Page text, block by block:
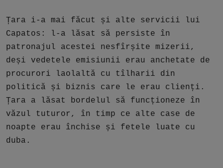
Țara i-a mai făcut și alte servicii lui
Capatos: l-a lăsat să persiste în
patronajul acestei nesfîrșite mizerii,
deși vedetele emisiunii erau anchetate de
procurori laolaltă cu tîlharii din
politică și biznis care le erau clienți.
Țara a lăsat bordelul să funcționeze în
văzul tuturor, în timp ce alte case de
noapte erau închise și fetele luate cu
duba.